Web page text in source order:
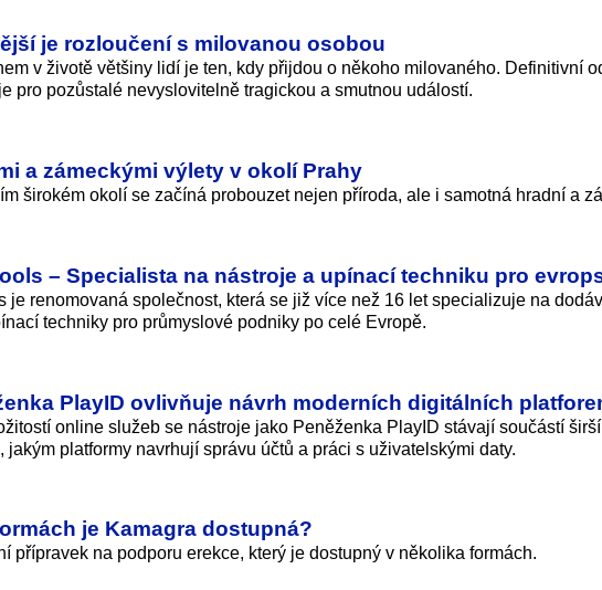
je rozloučení s milovanou osobou
v životě většiny lidí je ten, kdy přijdou o někoho milovaného. Definitivní
pro pozůstalé nevyslovitelně tragickou a smutnou událostí.
a zámeckými výlety v okolí Prahy
širokém okolí se začíná probouzet nejen příroda, ale i samotná hradní a
– Specialista na nástroje a upínací techniku pro
je renomovaná společnost, která se již více než 16 let specializuje na
techniky pro průmyslové podniky po celé Evropě.
PlayID ovlivňuje návrh moderních digitálních
online služeb se nástroje jako Peněženka PlayID stávají součástí
jakým platformy navrhují správu účtů a práci s uživatelský­mi daty.
je Kamagra dostupná?
přípravek na podporu erekce, který je dostupný v několika formách.